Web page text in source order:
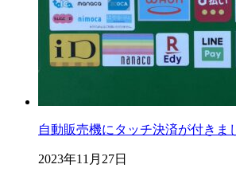
自動販売機にタッチ決済が付きま
2023年11月27日